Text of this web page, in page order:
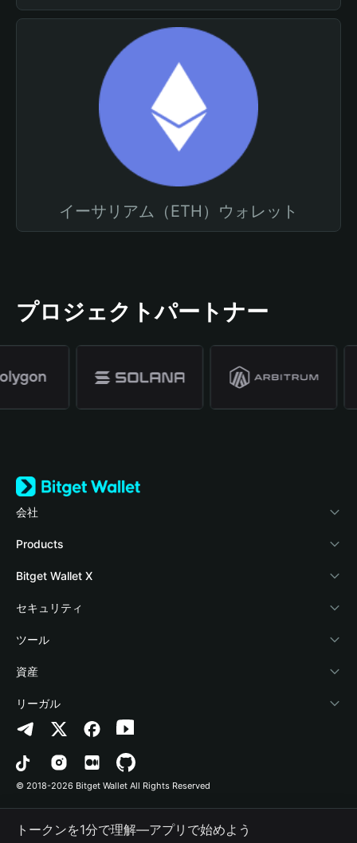
イーサリアム（ETH）ウォレット
プロジェクトパートナー
会社
Bitget Walletについて
ブログ
アカデミー
暗号資産ニュース
Help Center
お問い合わせ
ブランドリソース
キャリア
Products
Crypto Card
Stablecoin Earn
Payfi Crypto
Crypto Swap API
Altcoin Season Index
Prediction Markets
DApp
RWA
Bitget Wallet X
デベロッパー
ウォレットを接続
Bitget Wallet Pay
プロジェクトを掲載
セキュリティ
保護基金
セキュリティ技術
ツール
暗号資産を購入
認証検出
コントラクト検出
一括送金
資産
Arbitrum
Avalanche
Bitcoin
Polygon
リーガル
プライバシーポリシー
利用規約
© 2018-2026 Bitget Wallet All Rights Reserved
トークンを1分で理解―アプリで始めよう